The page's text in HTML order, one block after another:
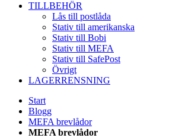
TILLBEHÖR
Lås till postlåda
Stativ till amerikanska
Stativ till Bobi
Stativ till MEFA
Stativ till SafePost
Övrigt
LAGERRENSNING
Start
Blogg
MEFA brevlådor
MEFA brevlådor